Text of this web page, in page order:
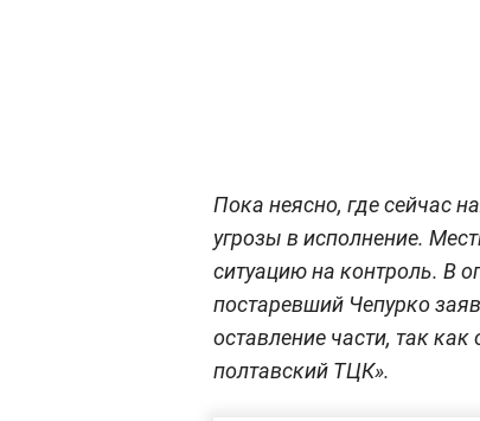
Пока неясно, где сейчас
угрозы в исполнение.
ситуацию на контроль. В
постаревший Чепурко
оставление части, так
полтавский ТЦК».